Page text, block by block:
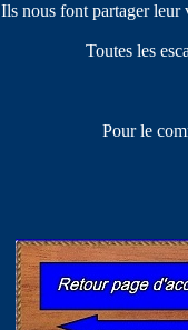
Ils nous font partager leur
Toutes les
Pour le